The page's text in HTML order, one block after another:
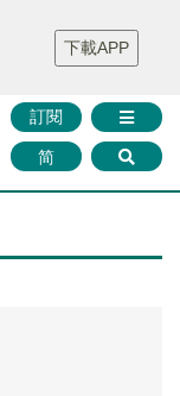
財華證券 媒體矩陣
智庫沙龍
聯絡我們
訂閱
简
下載APP